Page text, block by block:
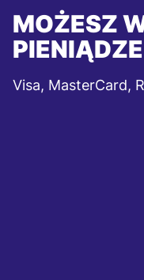
MOŻESZ
Visa, MasterCard,